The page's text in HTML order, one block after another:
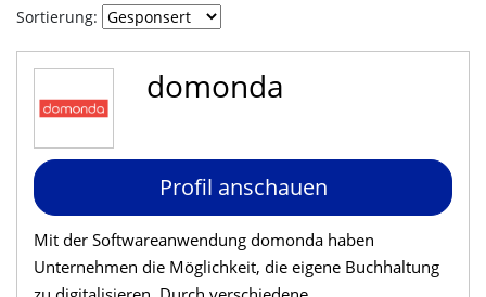
Sortierung:
domonda
Profil anschauen
Mit der Softwareanwendung domonda haben
Unternehmen die Möglichkeit, die eigene Buchhaltung